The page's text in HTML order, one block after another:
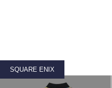
SQUARE ENIX